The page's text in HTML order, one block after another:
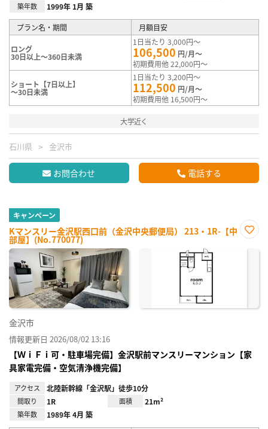
築年数
1999年 1月 築
プラン名・期間 月額目安
ロング
30日以上～360日未満
1日当たり 3,000円～
106,500 円/月～
初期費用他 22,000円～
ショート【7日以上】
～30日未満
1日当たり 3,200円～
112,500 円/月～
初期費用他 16,500円～
大学近く
石川県 金沢市
お問合わせ 電話する
キャンペーン
Kマンスリー金沢駅西口前（金沢中央郵便局） 213・1R-【中
部屋】(No.770077)
に入
金沢市
情報更新日 2026/08/02 13:16
【ＷｉＦｉ可・駐車場完備】金沢駅前マンスリーマンション【家
具家電完備・空気清浄機完備】
アクセス 北陸新幹線「金沢駅」徒歩10分
間取り 1R 面積 21m²
築年数 1989年 4月 築